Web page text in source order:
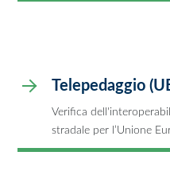
Telepedaggio
Verifica
stradale per l’Unione